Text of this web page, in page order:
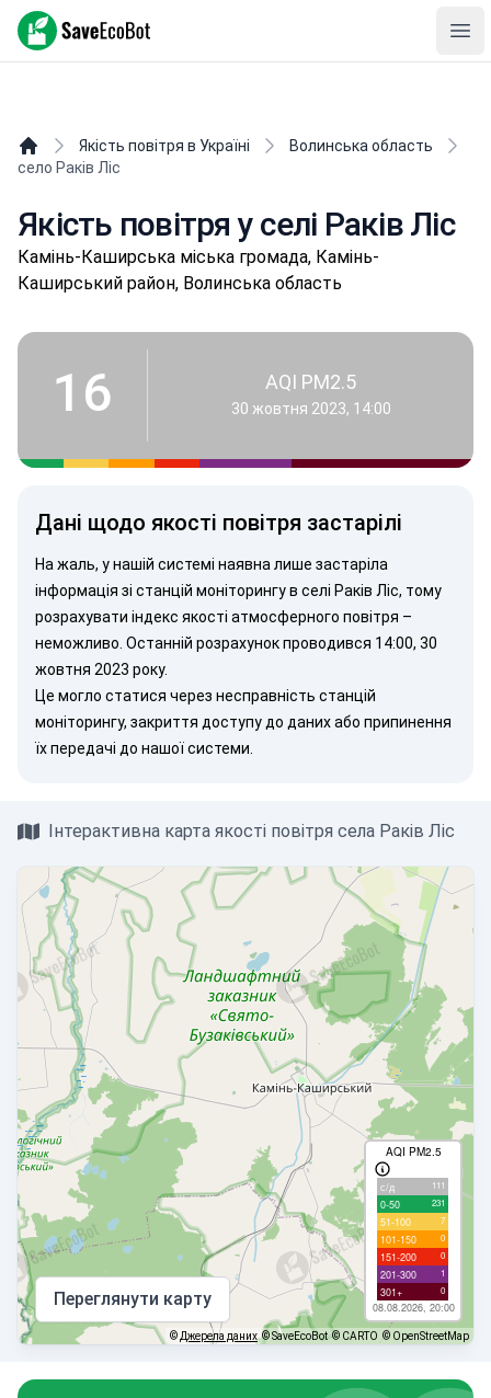
SaveEcoBot
Якість повітря в Україні
Волинська область
село Раків Ліс
Якість повітря у селі Раків Ліс
Камінь-Каширська міська громада, Камінь-
Каширський район, Волинська область
16 AQI PM2.5
30 жовтня 2023, 14:00
Дані щодо якості повітря застарілі
На жаль, у нашій системі наявна лише застаріла
інформація зі станцій моніторингу в селі Раків Ліс, тому
розрахувати індекс якості атмосферного повітря –
неможливо. Останній розрахунок проводився 14:00, 30
жовтня 2023 року.
Це могло статися через несправність станцій
моніторингу, закриття доступу до даних або припинення
їх передачі до нашої системи.
Інтерактивна карта якості повітря села Раків Ліс
AQI PM2.5
с/д 111
0-50 231
51-100 7
101-150 0
151-200 0
201-300 1
301+ 0
08.08.2026, 20:00
Переглянути карту
© Джерела даних © SaveEcoBot © CARTO © OpenStreetMap